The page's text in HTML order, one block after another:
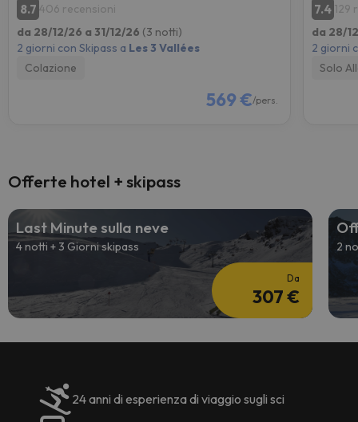
8.7 406 recensioni
da 28/12/26 a 31/12/26 (3 notti)
2 giorni con Skipass a Les 3 Vallées
Colazione
569 €/pers.
7.4 129
da 28/
2 giorni
Solo
Offerte hotel + skipass
Last Minute sulla neve
4 notti + 3 Giorni skipass
Da
307 €
2
24 anni di esperienza di viaggio sugli sci